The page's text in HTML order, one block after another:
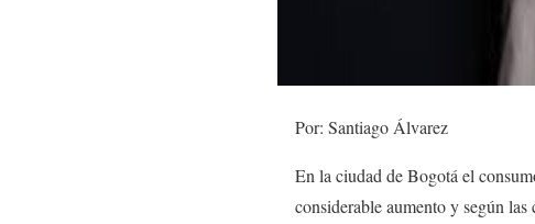
Por: Santiago Álvarez
En la ciudad deBogotá el
considerable aumento y según las